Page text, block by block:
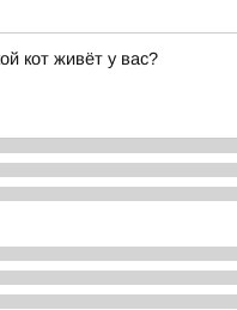
кот живёт у вас?